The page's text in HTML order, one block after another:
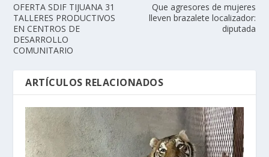
OFERTA SDIF TIJUANA 31
TALLERES PRODUCTIVOS
EN CENTROS DE
DESARROLLO
COMUNITARIO
Que agresores de mujeres
lleven brazalete localizador:
diputada
ARTÍCULOS RELACIONADOS